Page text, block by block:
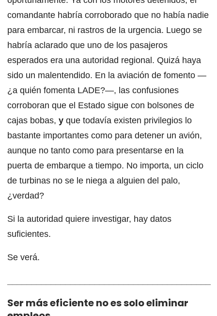
comandante habría corroborado que no había nadie
para embarcar, ni rastros de la urgencia. Luego se
habría aclarado que uno de los pasajeros
esperados era una autoridad regional. Quizá haya
sido un malentendido. En la aviación de fomento —
¿a quién fomenta LADE?—, las confusiones
corroboran que el Estado sigue con bolsones de
cajas bobas, y que todavía existen privilegios lo
bastante importantes como para detener un avión,
aunque no tanto como para presentarse en la
puerta de embarque a tiempo. No importa, un ciclo
de turbinas no se le niega a alguien del palo,
¿verdad?
Si la autoridad quiere investigar, hay datos
suficientes.
Se verá.
Ser más eficiente no es solo eliminar